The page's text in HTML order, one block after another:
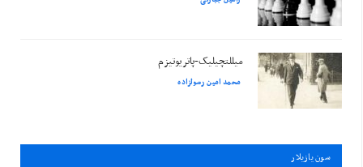
میللتچیلیک-پاتریوتیزم
محمد امین رسولزاده
سون يازيلار